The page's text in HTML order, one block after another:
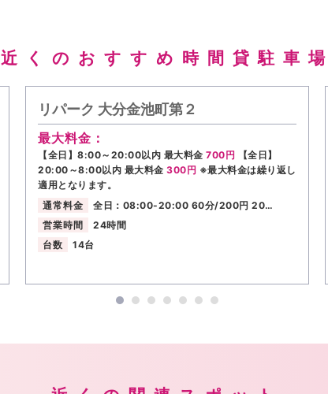
近くのおすすめ時間貸駐車場
リパーク 大分金池町第２
最大料金：
【全日】8:00～20:00以内 最大料金 700円
【全日】
20:00～8:00以内 最大料金 300円 ※最大料金は繰り返し
適用となります。
通常料金
全日：08:00-20:00 60分/200円 20…
営業時間
24時間
台数
14台